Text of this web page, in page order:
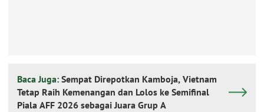
Baca Juga: Sempat Direpotkan Kamboja, Vietnam
Tetap Raih Kemenangan dan Lolos ke Semifinal
Piala AFF 2026 sebagai Juara Grup A